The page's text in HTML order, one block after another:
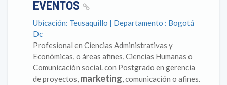
EVENTOS
Ubicación: Teusaquillo | Departamento : Bogotá
Dc
Profesional en Ciencias Administrativas y
Económicas, o áreas afines, Ciencias Humanas o
Comunicación social. con Postgrado en gerencia
de proyectos, marketing, comunicación o afines.